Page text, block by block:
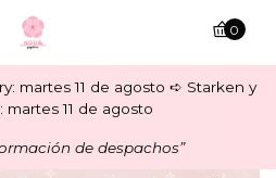
martes 11 de agosto ➪ Starken y
martes 11 de agosto
de despachos”
0